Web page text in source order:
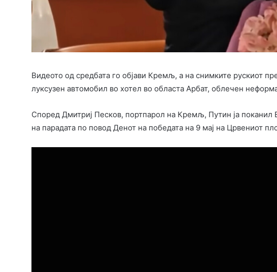
Видеото од средбата го објави Кремљ, а на снимките рускиот
луксузен автомобил во хотел во областа Арбат, облечен
Според Дмитриј Песков, портпарол на Кремљ, Путин ја поканил
на парадата по повод Денот на победата на 9 мај на Црвениот